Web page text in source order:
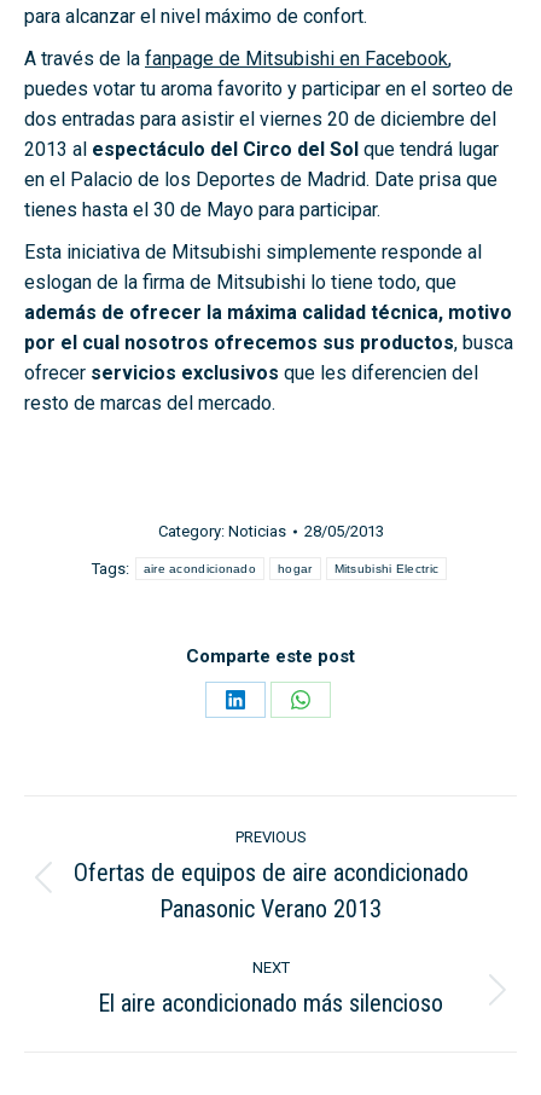
para alcanzar el nivel máximo de confort.
A través de la fanpage de Mitsubishi en Facebook,
puedes votar tu aroma favorito y participar en el sorteo de
dos entradas para asistir el viernes 20 de diciembre del
2013 al espectáculo del Circo del Sol que tendrá lugar
en el Palacio de los Deportes de Madrid. Date prisa que
tienes hasta el 30 de Mayo para participar.
Esta iniciativa de Mitsubishi simplemente responde al
eslogan de la firma de Mitsubishi lo tiene todo, que
además de ofrecer la máxima calidad técnica, motivo
por el cual nosotros ofrecemos sus productos, busca
ofrecer servicios exclusivos que les diferencien del
resto de marcas del mercado.
Category: Noticias 28/05/2013
Tags: aire acondicionado hogar Mitsubishi Electric
Comparte este post
Share
Share
navigation
PREVIOUS
post:
Ofertas de equipos de aire acondicionado
Panasonic Verano 2013
NEXT
Next
El aire acondicionado más silencioso